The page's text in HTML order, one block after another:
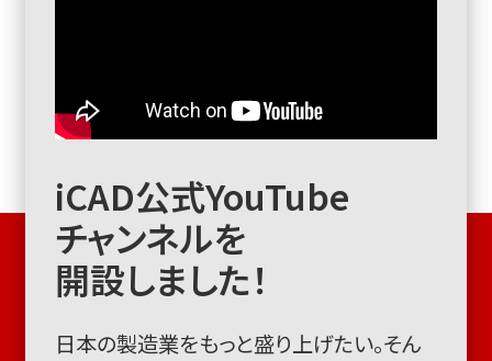
iCAD公式YouTube
チャンネルを
開設しました！
日本の製造業をもっと盛り上げたい。そん